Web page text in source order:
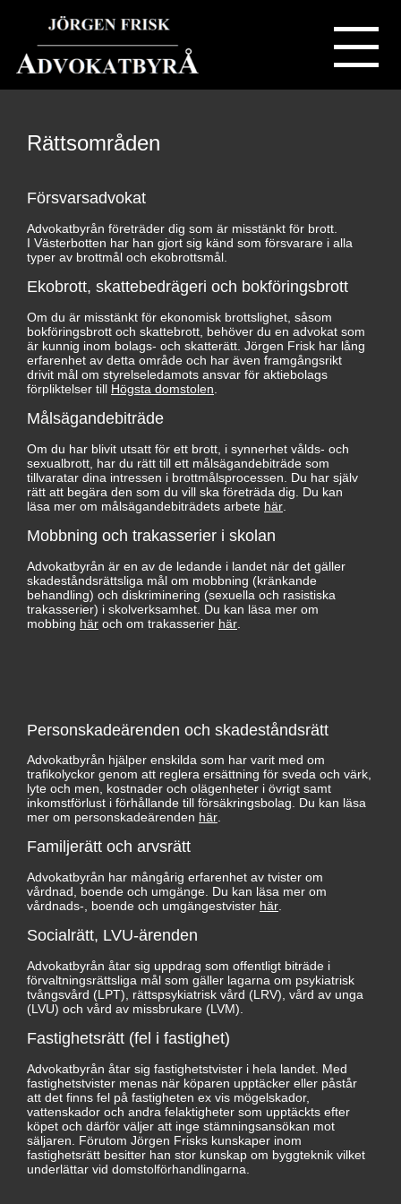
Rättsområden
Försvarsadvokat
Advokatbyrån företräder dig som är misstänkt för brott.
I Västerbotten har han gjort sig känd som försvarare i alla
typer av brottmål och ekobrottsmål.
Ekobrott, skattebedrägeri och bokföringsbrott
Om du är misstänkt för ekonomisk brottslighet, såsom
bokföringsbrott och skattebrott, behöver du en advokat som
är kunnig inom bolags- och skatterätt. Jörgen Frisk har lång
erfarenhet av detta område och har även framgångsrikt
drivit mål om styrelseledamots ansvar för aktiebolags
förpliktelser till Högsta domstolen
Målsägandebiträde
Om du har blivit utsatt för ett brott, i synnerhet vålds- och
sexualbrott, har du rätt till ett målsägandebiträde som
tillvaratar dina intressen i brottmålsprocessen. Du har själv
rätt att begära den som du vill ska företräda dig. Du kan
läsa mer om målsägandebiträdets arbete här
Mobbning och trakasserier i skolan
Advokatbyrån är en av de ledande i landet när det gäller
skadeståndsrättsliga mål om mobbning (kränkande
behandling) och diskriminering (sexuella och rasistiska
trakasserier) i skolverksamhet. Du kan läsa mer om
mobbing här och om trakasserier här
Personskadeärenden och skadeståndsrätt
Advokatbyrån hjälper enskilda som har varit med om
trafikolyckor genom att reglera ersättning för sveda och värk,
lyte och men, kostnader och olägenheter i övrigt samt
inkomstförlust i förhållande till försäkringsbolag. Du kan läsa
mer om personskadeärenden här.
Familjerätt och arvsrätt
Advokatbyrån har mångårig erfarenhet av tvister om
vårdnad, boende och umgänge. Du kan läsa mer om
vårdnads-, boende och umgängestvister här.
Socialrätt, LVU-ärenden
Advokatbyrån åtar sig uppdrag som offentligt biträde i
förvaltningsrättsliga mål som gäller lagarna om psykiatrisk
tvångsvård (LPT), rättspsykiatrisk vård (LRV), vård av unga
(LVU) och vård av missbrukare (LVM).
Fastighetsrätt (fel i fastighet)
Advokatbyrån åtar sig fastighetstvister i hela landet. Med
fastighetstvister menas när köparen upptäcker eller påstår
att det finns fel på fastigheten ex vis mögelskador,
vattenskador och andra felaktigheter som upptäckts efter
köpet och därför väljer att inge stämningsansökan mot
säljaren. Förutom Jörgen Frisks kunskaper inom
fastighetsrätt besitter han stor kunskap om byggteknik vilket
underlättar vid domstolförhandlingarna.